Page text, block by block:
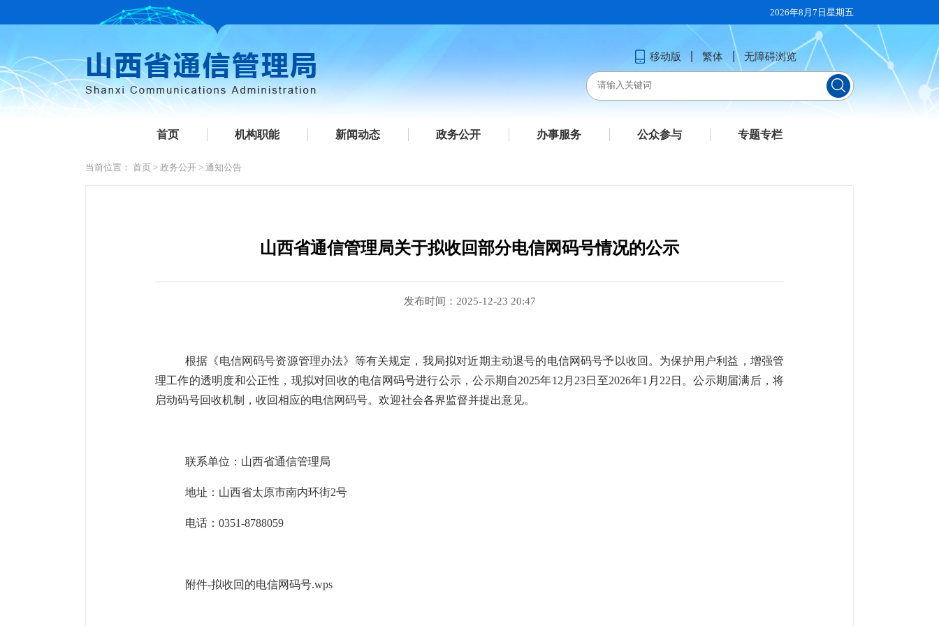
2026年8月7日星期五
移动版 繁体 无障碍浏览
首页 机构职能 新闻动态 政务公开 办事服务 公众参与 专题专栏
当前位置： 首页 > 政务公开 > 通知公告
山西省通信管理局关于拟收回部分电信网码号情况的公示
发布时间：2025-12-23 20:47
根据《电信网码号资源管理办法》等有关规定，我局拟对近期主动退号的电信网码号予以收回 。为保护用户利益，增强管
理工作的透明度和公正性，现拟对回收的电信网码号进行公示，公示期自2025年12 月 23日至2026年1 月 22 日。公示期届满后，将
启动码号回收机制，收回相应的电信网码号。欢迎社会各界监督并提出意见。
联系单位：山西省通信管理局
地址： 山西省太原市南内环街2号
电话： 0351-8788059
附件-拟收回的电信网码号.wps